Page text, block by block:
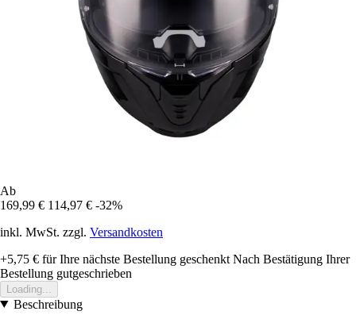
Ab
169,99 € 114,97 € -32%
inkl. MwSt. zzgl. Versandkosten
+5,75 € für Ihre nächste Bestellung geschenkt Nach Bestätigung Ihrer
Bestellung gutgeschrieben
Loading...
Beschreibung